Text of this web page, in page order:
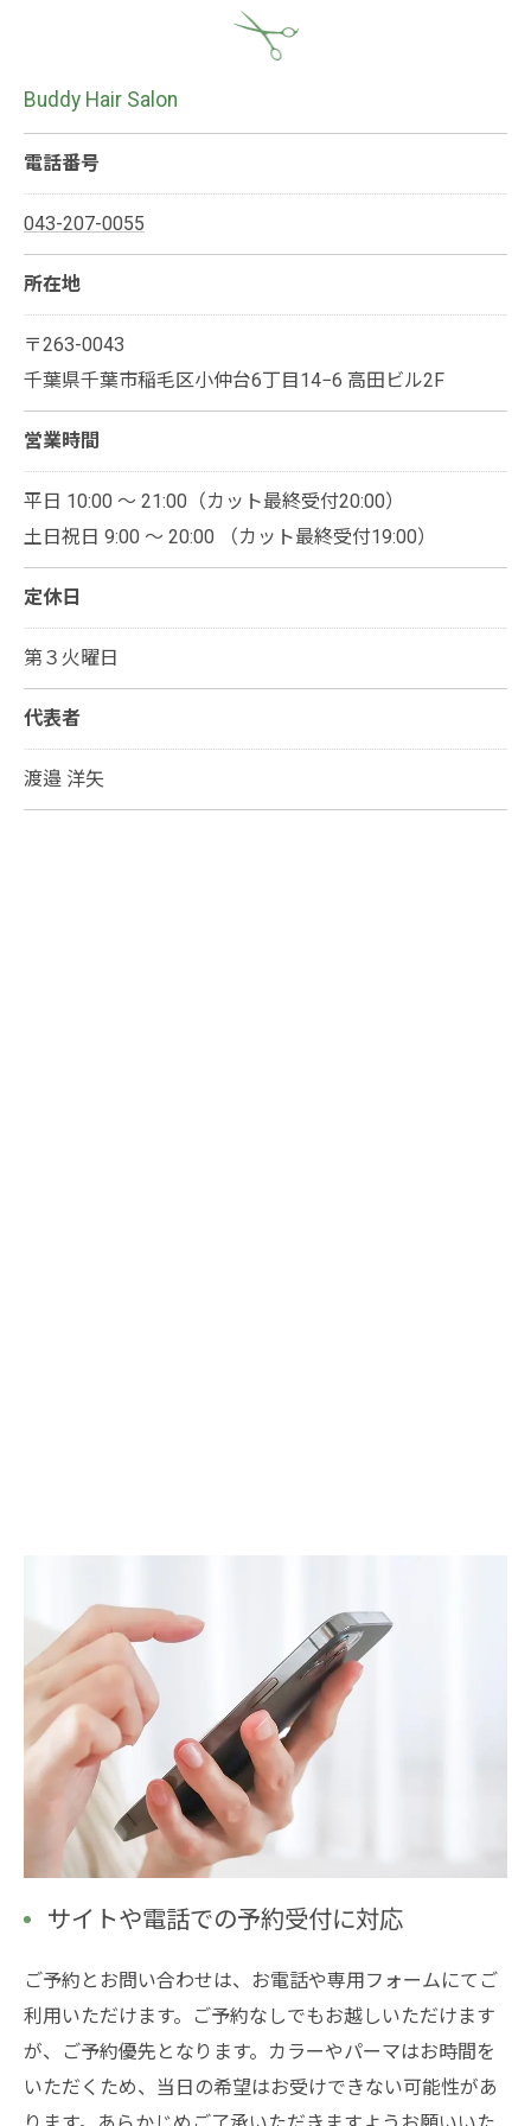
Buddy Hair Salon
電話番号
043-207-0055
所在地
〒263-0043
千葉県千葉市稲毛区小仲台6丁目14−6 高田ビル2F
営業時間
平日 10:00 ～ 21:00（カット最終受付20:00）
土日祝日 9:00 ～ 20:00 （カット最終受付19:00）
定休日
第３火曜日
代表者
渡邉 洋矢
サイトや電話での予約受付に対応
ご予約とお問い合わせは、お電話や専用フォームにてご
利用いただけます。ご予約なしでもお越しいただけます
が、ご予約優先となります。カラーやパーマはお時間を
いただくため、当日の希望はお受けできない可能性があ